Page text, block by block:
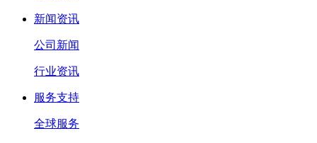
新闻资讯
公司新闻
行业资讯
服务支持
全球服务